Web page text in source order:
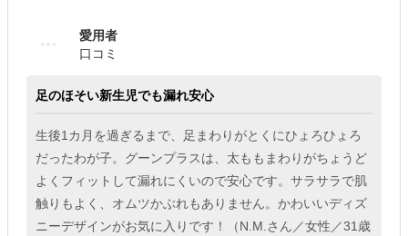
愛用者
口コミ
足のほそい新生児でも漏れ安心
生後1カ月を過ぎるまで、足まわりがとくにひょろひょろ
だったわが子。グーンプラスは、太ももまわりがちょうど
よくフィットして漏れにくいので安心です。サラサラで肌
触りもよく、オムツかぶれもありません。かわいいディズ
ニーデザインがお気に入りです！（N.M.さん／女性／31歳